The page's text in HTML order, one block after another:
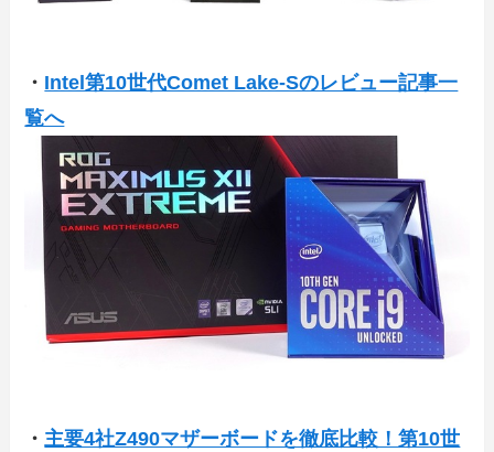
・ Intel第10世代Comet Lake-Sのレビュー記事一
覧へ
・主要4社Z490マザーボードを徹底比較！第10世